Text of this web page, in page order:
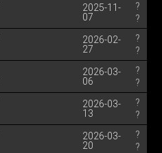
2025-11-
07
?
?
2026-02-
27
?
?
2026-03-
06
?
?
2026-03-
13
?
?
2026-03-
20
?
?